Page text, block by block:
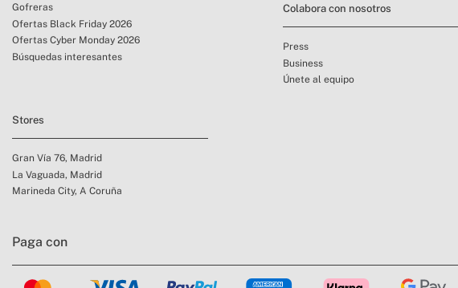
Gofreras
Ofertas Black Friday 2026
Ofertas Cyber Monday 2026
Búsquedas interesantes
Stores
Gran Vía 76, Madrid
La Vaguada, Madrid
Marineda City, A Coruña
Colabora con nosotros
Press
Business
Únete al equipo
Paga con